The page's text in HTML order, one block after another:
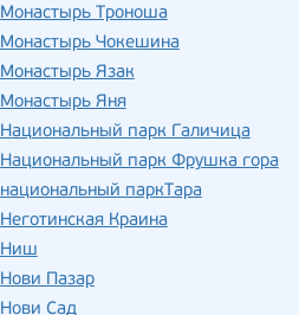
Монастырь Троноша
Монастырь Чокешина
Монастырь Язак
Монастырь Яня
Национальный парк Галичица
Национальный парк Фрушка гора
национальный паркТара
Неготинская Краина
Ниш
Нови Пазар
Нови Сад